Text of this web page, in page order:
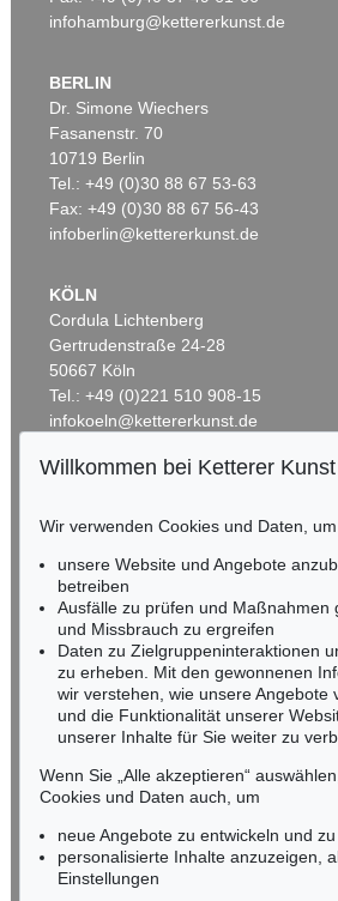
infohamburg@kettererkunst.de
BERLIN
Dr. Simone Wiechers
Fasanenstr. 70
10719 Berlin
Tel.: +49 (0)30 88 67 53-63
Fax: +49 (0)30 88 67 56-43
infoberlin@kettererkunst.de
KÖLN
Cordula Lichtenberg
Gertrudenstraße 24-28
50667 Köln
Tel.: +49 (0)221 510 908-15
infokoeln@kettererkunst.de
RHEINLAND-PFALZ
Miriam Heß
Tel.: +49 (0)62 21 58 80-038
Fax: +49 (0)62 21 58 80-595
infoheidelberg@kettererkunst.de
NORDDEUTSCHLAND
Nico Kassel, M.A.
Tel.: +49 (0)89 55244-164
Mobil: +49 (0)171 8618661
n.kassel@kettererkunst.de
Keine Auktion mehr
Willkommen bei Ketterer Kunst
Wir verwenden Cookies und Daten, um
unsere Website und Angebote
betreiben
Ausfälle zu prüfen und Maßnahmen
und Missbrauch zu ergreifen
Daten zu Zielgruppeninteraktionen
zu erheben. Mit den gewonnenen
wir verstehen, wie unsere Angebote
und die Funktionalität unserer
unserer Inhalte für Sie weiter zu
Wenn Sie „Alle akzeptieren“
Cookies und Daten auch, um
neue Angebote zu entwickeln und
personalisierte Inhalte anzuzeigen,
Einstellungen